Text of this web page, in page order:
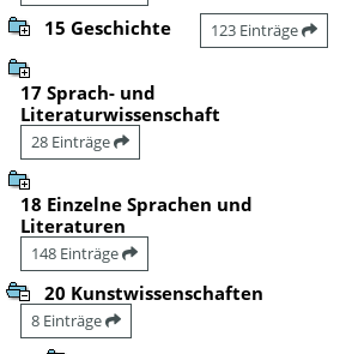
15 Geschichte 123 Einträge
17 Sprach- und
Literaturwissenschaft
28 Einträge
18 Einzelne Sprachen und
Literaturen
148 Einträge
20 Kunstwissenschaften
8 Einträge